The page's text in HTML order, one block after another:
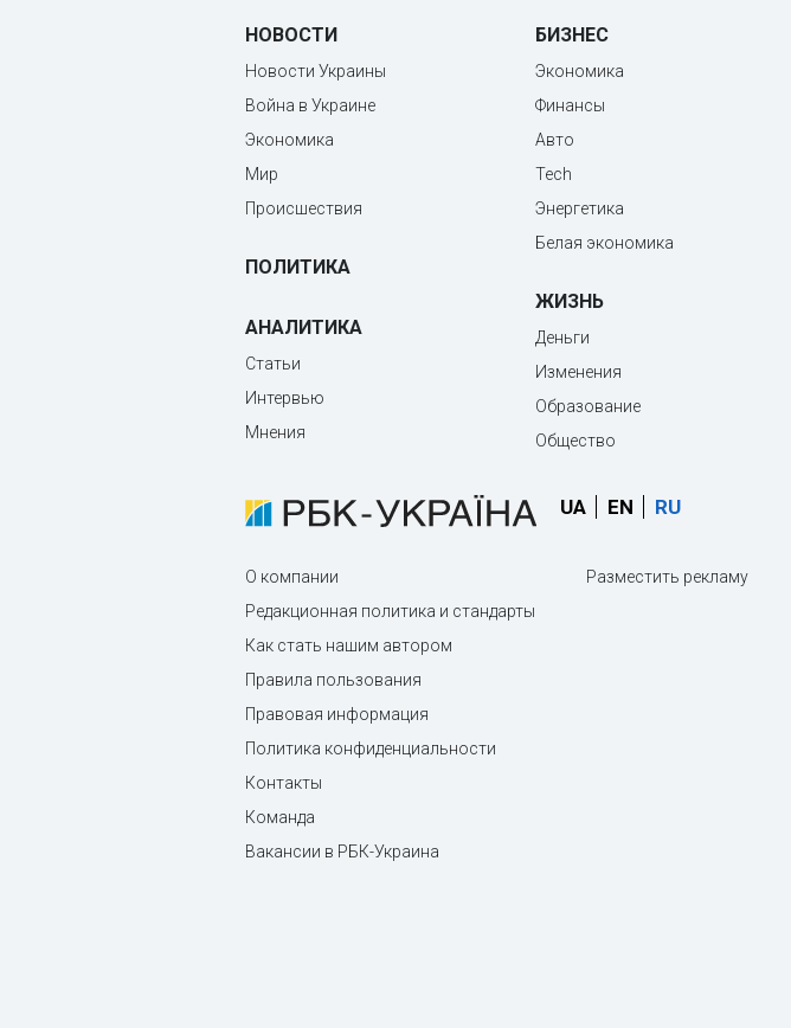
НОВОСТИ
Новости Украины
Война в Украине
Экономика
Мир
Происшествия
ПОЛИТИКА
АНАЛИТИКА
Статьи
Интервью
Мнения
БИЗНЕС
Экономика
Финансы
Авто
Tech
Энергетика
Белая экономика
ЖИЗНЬ
Деньги
Изменения
Образование
Общество
UA EN RU
О компании
Редакционная политика и стандарты
Как стать нашим автором
Правила пользования
Правовая информация
Политика конфиденциальности
Контакты
Команда
Вакансии в РБК-Украина
Разместить рекламу